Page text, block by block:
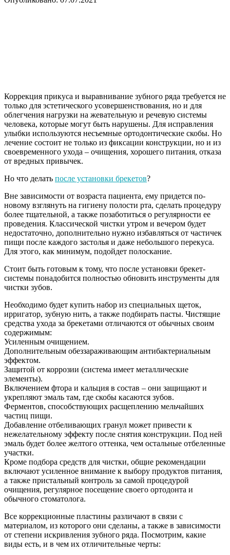
Коррекция прикуса и выравнивание зубного ряда требуется не
только для эстетического усовершенствования, но и для
облегчения нагрузки на жевательную и речевую системы
человека, которые могут быть нарушены. Для исправления
улыбки используются несъемные ортодонтические скобы. Но
лечение состоит не только из фиксации конструкции, но и из
своевременного ухода – очищения, хорошего питания, отказа
от вредных привычек.
Но что делать после установки брекетов?
Вне зависимости от возраста пациента, ему придется по-
новому взглянуть на гигиену полости рта, сделать процедуру
более тщательной, а также позаботиться о регулярности ее
проведения. Классической чистки утром и вечером будет
недостаточно, дополнительно нужно избавляться от частичек
пищи после каждого застолья и даже небольшого перекуса.
Для этого, как минимум, подойдет полоскание.
Стоит быть готовым к тому, что после установки брекет-
системы понадобится полностью обновить инструменты для
чистки зубов.
Необходимо будет купить набор из специальных щеток,
ирригатор, зубную нить, а также подбирать пасты. Чистящие
средства ухода за брекетами отличаются от обычных своим
содержимым:
Усиленным очищением.
Дополнительным обеззараживающим антибактериальным
эффектом.
Защитой от коррозии (система имеет металлические
элементы).
Включением фтора и кальция в состав – они защищают и
укрепляют эмаль там, где скобы касаются зубов.
Ферментов, способствующих расщеплению мельчайших
частиц пищи.
Добавление отбеливающих гранул может привести к
нежелательному эффекту после снятия конструкции. Под ней
эмаль будет более желтого оттенка, чем остальные отбеленные
участки.
Кроме подбора средств для чистки, общие рекомендации
включают усиленное внимание к выбору продуктов питания,
а также пристальный контроль за самой процедурой
очищения, регулярное посещение своего ортодонта и
обычного стоматолога.
Все коррекционные пластины различают в связи с
материалом, из которого они сделаны, а также в зависимости
от степени искривления зубного ряда. Посмотрим, какие
виды есть, и в чем их отличительные черты: